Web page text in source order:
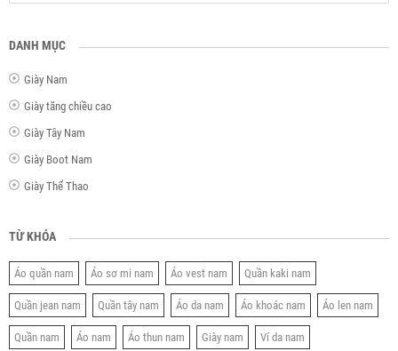
DANH MỤC
Giày Nam
Giày tăng chiều cao
Giày Tây Nam
Giày Boot Nam
Giày Thể Thao
TỪ KHÓA
Áo quần nam Áo sơ mi nam Áo vest nam Quần kaki nam
Quần jean nam Quần tây nam Áo da nam Áo khoác nam Áo len nam
Quần nam Áo nam Áo thun nam Giày nam Ví da nam